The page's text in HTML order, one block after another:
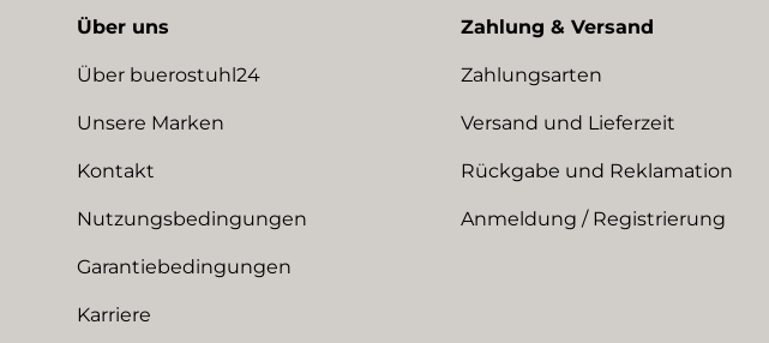
Über uns
Über buerostuhl24
Unsere Marken
Kontakt
Nutzungsbedingungen
Garantiebedingungen
Karriere
Zahlung & Versand
Zahlungsarten
Versand und Lieferzeit
Rückgabe und Reklamation
Anmeldung / Registrierung